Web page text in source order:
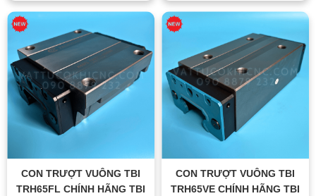
CON TRƯỢT VUÔNG TBI
TRH65FL CHÍNH HÃNG TBI
CON TRƯỢT VUÔNG TBI
TRH65VE CHÍNH HÃNG TBI